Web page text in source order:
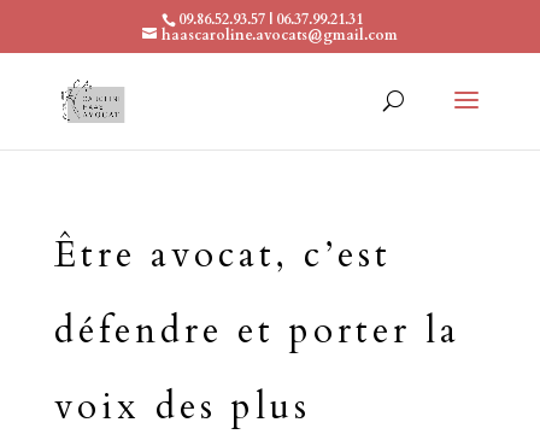
09.86.52.93.57 | 06.37.99.21.31
haascaroline.avocats@gmail.com
Être avocat, c’est
défendre et porter la
voix des plus